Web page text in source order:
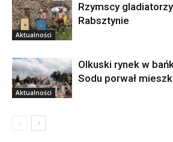
Aktualności
Rzymscy
Rabsztynie
Aktualności
Olkuski rynek w
Sodu porwał